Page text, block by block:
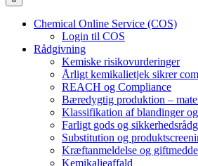
Chemical Online Service (COS)
Login til COS
Rådgivning
Kemiske risikovurderinger
Årligt kemikalietjek sikrer
REACH og Compliance
Bæredygtig produktion –
Klassifikation af blandinger
Farligt gods og
Substitution og
Kræftanmeldelse og
Kemikalieaffald